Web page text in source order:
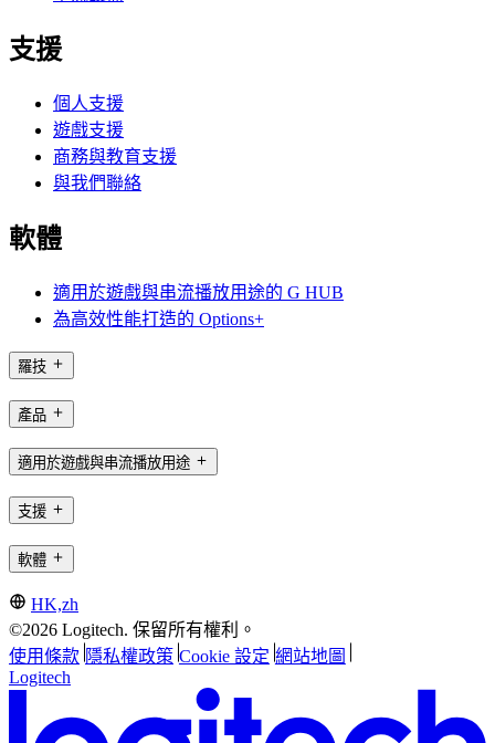
支援
個人支援
遊戲支援
商務與教育支援
與我們聯絡
軟體
適用於遊戲與串流播放用途的 G HUB
為高效性能打造的 Options+
羅技
產品
適用於遊戲與串流播放用途
支援
軟體
HK,zh
©2026 Logitech. 保留所有權利。
使用條款 隱私權政策 Cookie 設定 網站地圖
Logitech